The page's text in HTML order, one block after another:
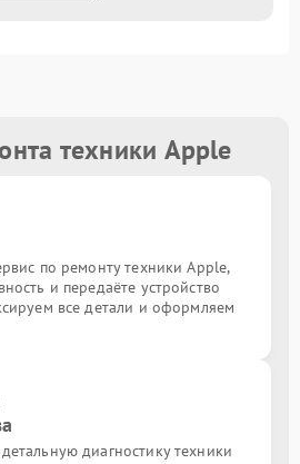
техники Apple
по ремонту техники Apple,
и передаёте устройство
все детали и оформляем
диагностику техники